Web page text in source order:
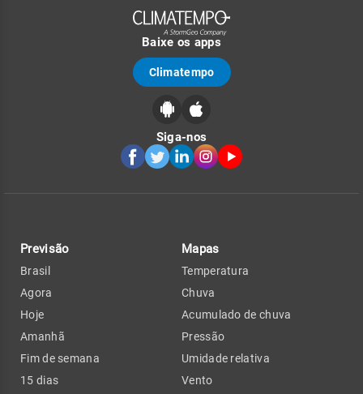
Baixe os apps
Climatempo
Siga-nos
Previsão
Brasil
Agora
Hoje
Amanhã
Fim de semana
15 dias
Mapas
Temperatura
Chuva
Acumulado de chuva
Pressão
Umidade relativa
Vento